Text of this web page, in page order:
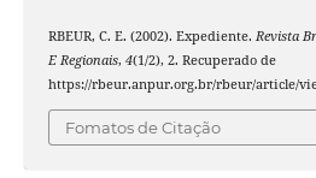
RBEUR, C. E. (2002). Expediente. Revista
E Regionais, 4(1/2), 2. Recuperado de
https://rbeur.anpur.org.br/rbeur/article/
Fomatos de Citação